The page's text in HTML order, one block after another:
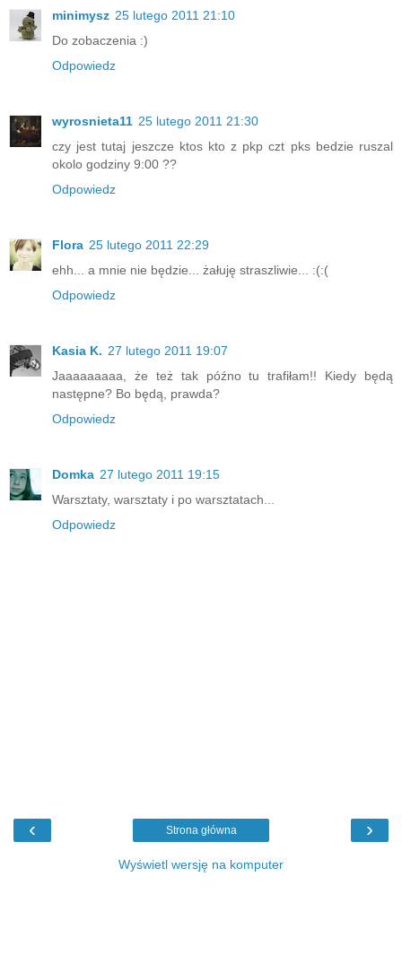
minimysz 25 lutego 2011 21:10
Do zobaczenia :)
Odpowiedz
wyrosnieta11 25 lutego 2011 21:30
czy jest tutaj jeszcze ktos kto z pkp czt pks bedzie ruszal
okolo godziny 9:00 ??
Odpowiedz
Flora 25 lutego 2011 22:29
ehh... a mnie nie będzie... żałuję straszliwie... :(:(
Odpowiedz
Kasia K. 27 lutego 2011 19:07
Jaaaaaaaaa, że też tak późno tu trafiłam!! Kiedy będą
następne? Bo będą, prawda?
Odpowiedz
Domka 27 lutego 2011 19:15
Warsztaty, warsztaty i po warsztatach...
Odpowiedz
‹ ›
Strona główna
Wyświetl wersję na komputer